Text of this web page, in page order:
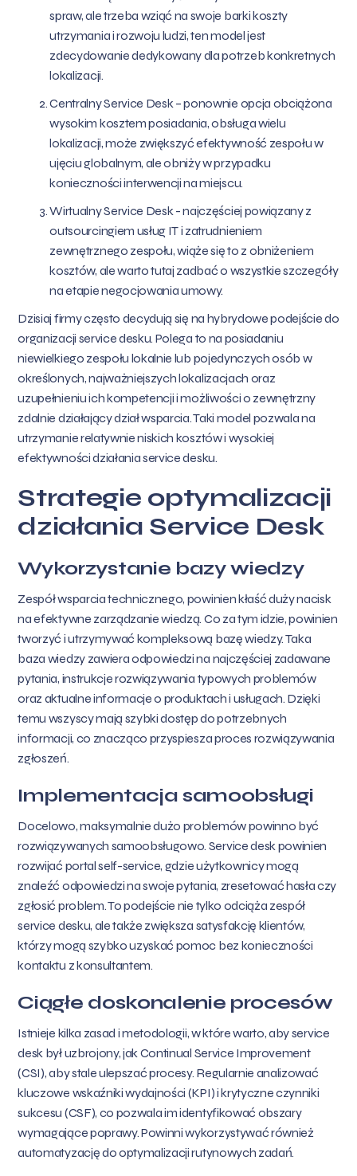
spraw, ale trzeba wziąć na swoje barki koszty
utrzymania i rozwoju ludzi, ten model jest
zdecydowanie dedykowany dla potrzeb konkretnych
lokalizacji.
Centralny Service Desk – ponownie opcja obciążona
wysokim kosztem posiadania, obsługa wielu
lokalizacji, może zwiększyć efektywność zespołu w
ujęciu globalnym, ale obniży w przypadku
konieczności interwencji na miejscu.
Wirtualny Service Desk - najczęściej powiązany z
outsourcingiem usług IT i zatrudnieniem
zewnętrznego zespołu, wiąże się to z obniżeniem
kosztów, ale warto tutaj zadbać o wszystkie szczegóły
na etapie negocjowania umowy.
Dzisiaj firmy często decydują się na hybrydowe podejście do
organizacji service desku. Polega to na posiadaniu
niewielkiego zespołu lokalnie lub pojedynczych osób w
określonych, najważniejszych lokalizacjach oraz
uzupełnieniu ich kompetencji i możliwości o zewnętrzny
zdalnie działający dział wsparcia. Taki model pozwala na
utrzymanie relatywnie niskich kosztów i wysokiej
efektywności działania service desku.
Strategie optymalizacji
działania Service Desk
Wykorzystanie bazy wiedzy
Zespół wsparcia technicznego, powinien kłaść duży nacisk
na efektywne zarządzanie wiedzą. Co za tym idzie, powinien
tworzyć i utrzymywać kompleksową bazę wiedzy. Taka
baza wiedzy zawiera odpowiedzi na najczęściej zadawane
pytania, instrukcje rozwiązywania typowych problemów
oraz aktualne informacje o produktach i usługach. Dzięki
temu wszyscy mają szybki dostęp do potrzebnych
informacji, co znacząco przyspiesza proces rozwiązywania
zgłoszeń.
Implementacja samoobsługi
Docelowo, maksymalnie dużo problemów powinno być
rozwiązywanych samoobsługowo. Service desk powinien
rozwijać portal self-service, gdzie użytkownicy mogą
znaleźć odpowiedzi na swoje pytania, zresetować hasła czy
zgłosić problem. To podejście nie tylko odciąża zespół
service desku, ale także zwiększa satysfakcję klientów,
którzy mogą szybko uzyskać pomoc bez konieczności
kontaktu z konsultantem.
Ciągłe doskonalenie procesów
Istnieje kilka zasad i metodologii, w które warto, aby service
desk był uzbrojony, jak Continual Service Improvement
(CSI), aby stale ulepszać procesy. Regularnie analizować
kluczowe wskaźniki wydajności (KPI) i krytyczne czynniki
sukcesu (CSF), co pozwala im identyfikować obszary
wymagające poprawy. Powinni wykorzystywać również
automatyzację do optymalizacji rutynowych zadań.